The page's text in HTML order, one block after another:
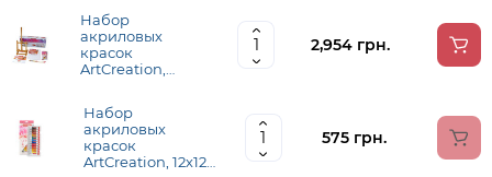
Набор
акриловых
красок
ArtCreation,
мольберт, холст
24х30, кисточки -
2шт, Royal Talens
2,954 грн.
Набор
акриловых
красок
ArtCreation, 12х12
575 грн.